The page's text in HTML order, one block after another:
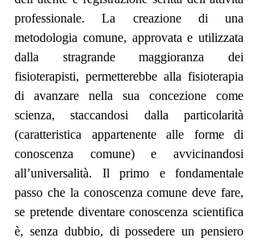
professionale. La creazione di una
metodologia comune, approvata e utilizzata
dalla stragrande maggioranza dei
fisioterapisti, permetterebbe alla fisioterapia
di avanzare nella sua concezione come
scienza, staccandosi dalla particolarità
(caratteristica appartenente alle forme di
conoscenza comune) e avvicinandosi
all’universalità. Il primo e fondamentale
passo che la conoscenza comune deve fare,
se pretende diventare conoscenza scientifica
è, senza dubbio, di possedere un pensiero